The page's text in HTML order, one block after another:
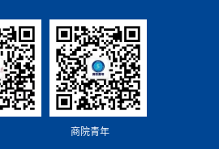
商院青年